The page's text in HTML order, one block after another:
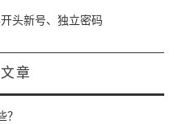
头新号、独立密码
章